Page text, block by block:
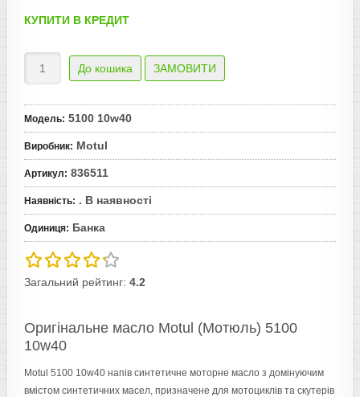
КУПИТИ В КРЕДИТ
Модель: 5100 10w40
Виробник: Motul
Артикул: 836511
Наявність: . В наявності
Одиниця: Банка
Загальний рейтинг: 4.2
Оригінальне масло Motul (Мотюль) 5100
10w40
Motul 5100 10w40 напів синтетичне моторне масло з домінуючим
вмістом синтетичних масел, призначене для мотоциклів та скутерів